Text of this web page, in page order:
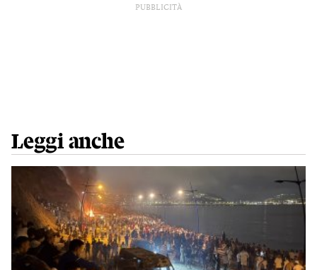
PUBBLICITÀ
Leggi anche